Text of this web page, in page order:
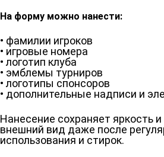
На форму можно нанести:
• фамилии игроков
• игровые номера
• логотип клуба
• эмблемы турниров
• логотипы спонсоров
• дополнительные надписи и
Нанесение сохраняет яркость
внешний вид даже после
использования и стирок.